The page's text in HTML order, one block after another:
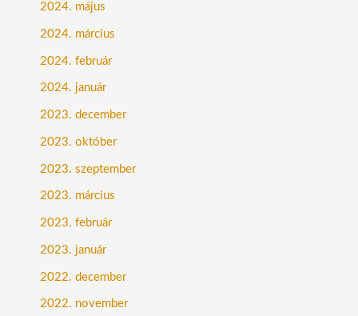
2024. május
2024. március
2024. február
2024. január
2023. december
2023. október
2023. szeptember
2023. március
2023. február
2023. január
2022. december
2022. november